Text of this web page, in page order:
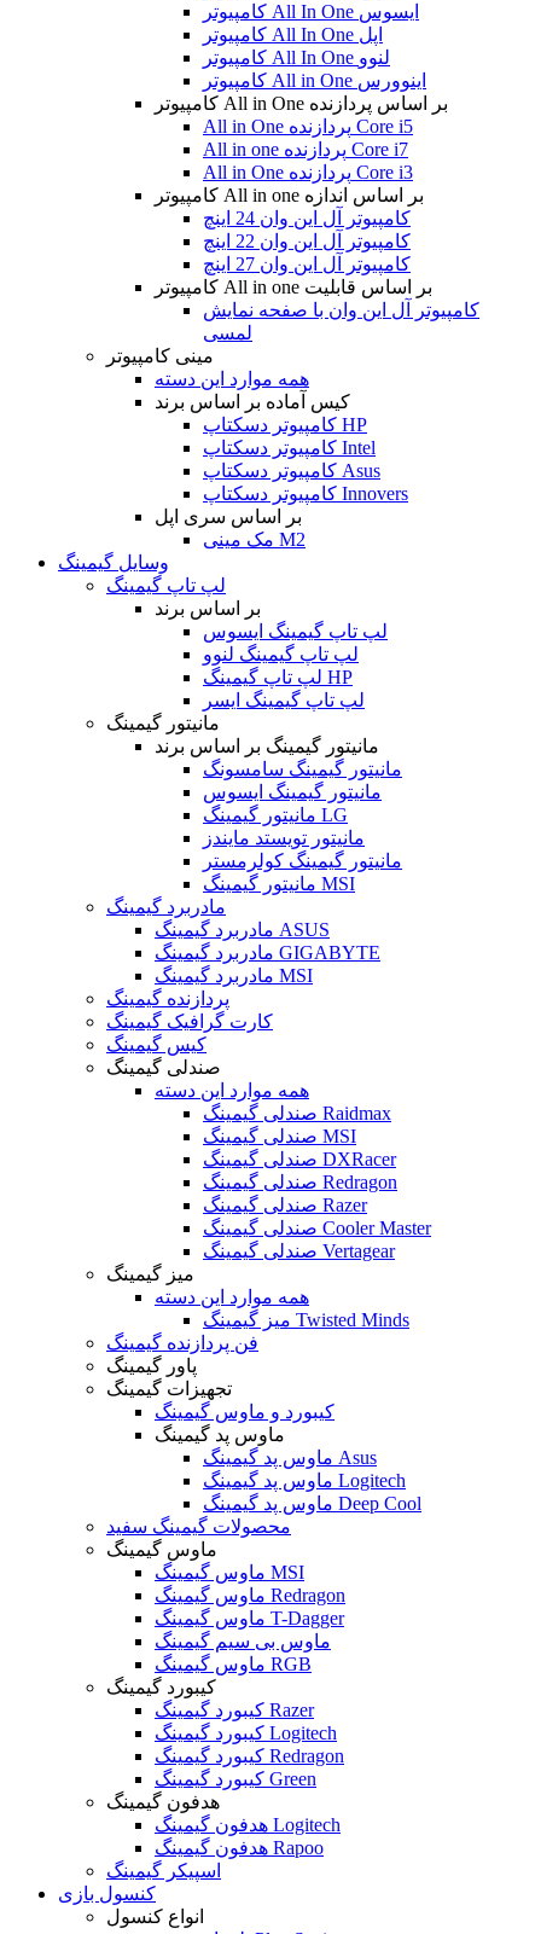
کامپیوتر All In One ایسوس
کامپیوتر All In One اپل
کامپیوتر All In One لنوو
کامپیوتر All in One اینوورس
کامپیوتر All in One بر اساس پردازنده
All in One پردازنده Core i5
All in one پردازنده Core i7
All in One پردازنده Core i3
کامپیوتر All in one بر اساس اندازه
کامپیوتر آل این وان 24 اینچ
کامپیوتر آل این وان 22 اینچ
کامپیوتر آل این وان 27 اینچ
کامپیوتر All in one بر اساس قابلیت
کامپیوتر آل این وان با صفحه نمایش
لمسی
مینی کامپیوتر
همه موارد این دسته
کیس آماده بر اساس برند
کامپیوتر دسکتاپ HP
کامپیوتر دسکتاپ Intel
کامپیوتر دسکتاپ Asus
کامپیوتر دسکتاپ Innovers
بر اساس سری اپل
مک مینی M2
وسایل گیمینگ
لپ تاپ گیمینگ
بر اساس برند
لپ تاپ گیمینگ ایسوس
لپ تاپ گیمینگ لنوو
لپ تاپ گیمینگ HP
لپ تاپ گیمینگ ایسر
مانیتور گیمینگ
مانیتور گیمینگ بر اساس برند
مانیتور گیمینگ سامسونگ
مانیتور گیمینگ ایسوس
مانیتور گیمینگ LG
مانیتور تویستد مایندز
مانیتور گیمینگ کولرمستر
مانیتور گیمینگ MSI
مادربرد گیمینگ
مادربرد گیمینگ ASUS
مادربرد گیمینگ GIGABYTE
مادربرد گیمینگ MSI
پردازنده گیمینگ
کارت گرافیک گیمینگ
کیس گیمینگ
صندلی گیمینگ
همه موارد این دسته
صندلی گیمینگ Raidmax
صندلی گیمینگ MSI
صندلی گیمینگ DXRacer
صندلی گیمینگ Redragon
صندلی گیمینگ Razer
صندلی گیمینگ Cooler Master
صندلی گیمینگ Vertagear
میز گیمینگ
همه موارد این دسته
میز گیمینگ Twisted Minds
فن پردازنده گیمینگ
پاور گیمینگ
تجهیزات گیمینگ
کیبورد و ماوس گیمینگ
ماوس پد گیمینگ
ماوس پد گیمینگ Asus
ماوس پد گیمینگ Logitech
ماوس پد گیمینگ Deep Cool
محصولات گیمینگ سفید
ماوس گیمینگ
ماوس گیمینگ MSI
ماوس گیمینگ Redragon
ماوس گیمینگ T-Dagger
ماوس بی سیم گیمینگ
ماوس گیمینگ RGB
کیبورد گیمینگ
کیبورد گیمینگ Razer
کیبورد گیمینگ Logitech
کیبورد گیمینگ Redragon
کیبورد گیمینگ Green
هدفون گیمینگ
هدفون گیمینگ Logitech
هدفون گیمینگ Rapoo
اسپیکر گیمینگ
کنسول بازی
انواع کنسول